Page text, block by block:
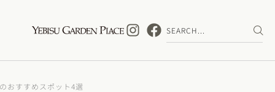
おすすめスポット4選